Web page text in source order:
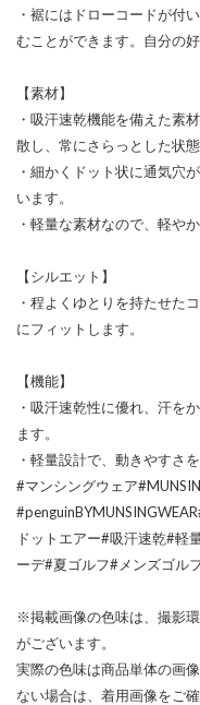
・裾にはドローコードが付
むことができます。自分の
【素材】
・吸汗速乾機能を備えた素
散し、常にさらっとした状態
・細かくドット状に通気穴
います。
・軽量な素材なので、軽や
【シルエット】
・程よくゆとりを持たせた
にフィットします。
【機能】
・吸汗速乾性に優れ、汗を
ます。
・軽量設計で、動きやすさ
#マンシングウェア
ドットエアー#吸汗速乾#軽
ーデ#夏ゴルフ#メンズゴル
※掲載画像の色味は、撮影
がございます。
実際の色味は商品単体の画
ない場合は、着用画像をご確